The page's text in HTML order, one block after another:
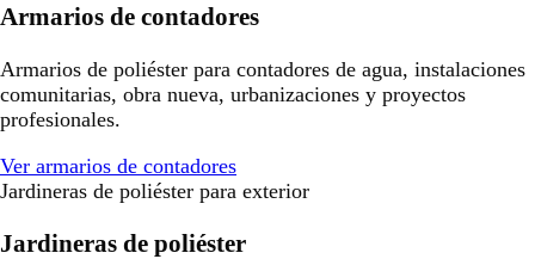
Armarios de contadores
Armarios de poliéster para contadores de agua, instalaciones
comunitarias, obra nueva, urbanizaciones y proyectos
profesionales.
Ver armarios de contadores
Jardineras de poliéster para exterior
Jardineras de poliéster